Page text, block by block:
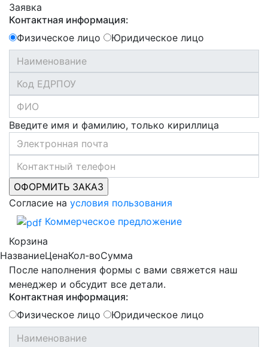
Заявка
Контактная информация:
Физическое лицо
Юридическое лицо
Введите имя и фамилию, только кириллица
Согласие на условия пользования
Коммерческое предложение
Корзина
НазваниеЦенаКол-воСумма
После наполнения формы с вами свяжется наш
менеджер и обсудит все детали.
Контактная информация:
Физическое лицо
Юридическое лицо